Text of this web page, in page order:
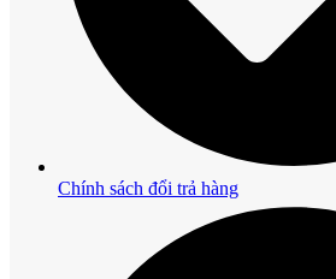
Chính sách đổi trả hàng